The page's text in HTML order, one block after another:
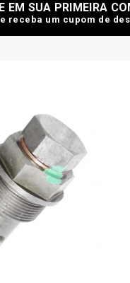
EM SUA PRIMEIRA
receba um cupom de